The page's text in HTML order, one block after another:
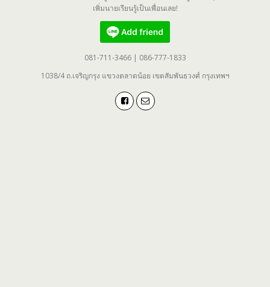
เพิ่มนายเรียนรู้เป็นเพื่อนเลย!
081-711-3466 | 086-777-1833
1038/4 ถ.เจริญกรุง แขวงตลาดน้อย เขตสัมพันธวงศ์ กรุงเทพฯ